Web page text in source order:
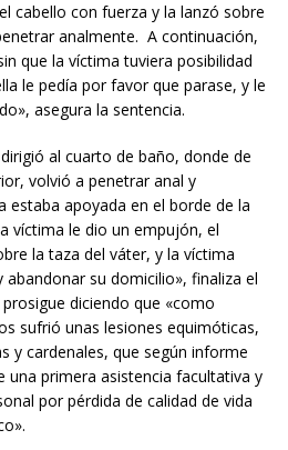
cabello con fuerza y la lanzó sobre
analmente. A continuación,
que la víctima tuviera posibilidad
le pedía por favor que parase, y le
asegura la sentencia.
al cuarto de baño, donde de
volvió a penetrar anal y
estaba apoyada en el borde de la
víctima le dio un empujón, el
la taza del váter, y la víctima
su domicilio», finaliza el
diciendo que «como
sufrió unas lesiones equimóticas,
y cardenales, que según informe
una primera asistencia facultativa y
por pérdida de calidad de vida